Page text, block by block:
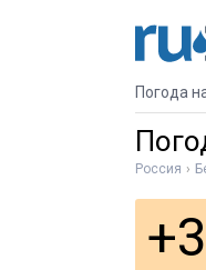
Погода
Россия